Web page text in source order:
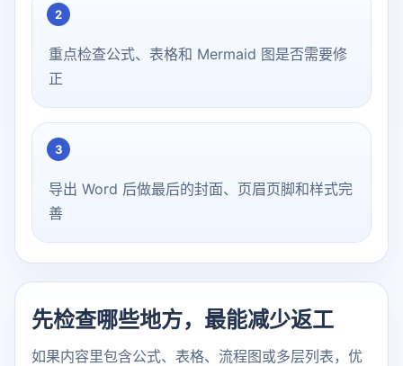
2
重点检查公式、表格和 Mermaid 图是否需要修
正
3
导出 Word 后做最后的封面、页眉页脚和样式完
善
先检查哪些地方，最能减少返工
如果内容里包含公式、表格、流程图或多层列表，优